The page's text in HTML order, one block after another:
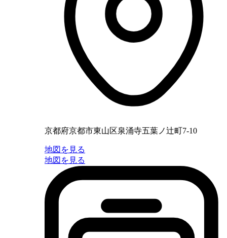
京都府京都市東山区泉涌寺五葉ノ辻町7-10
地図を見る
地図を見る